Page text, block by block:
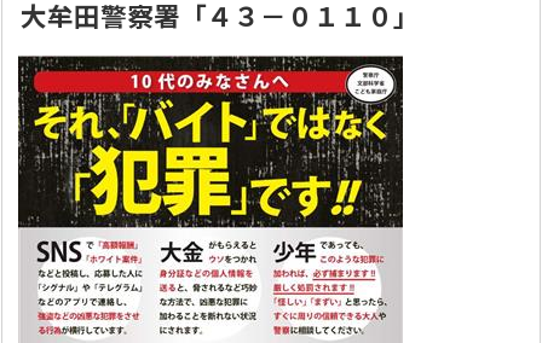
大牟田警察署「４３－０１１０」